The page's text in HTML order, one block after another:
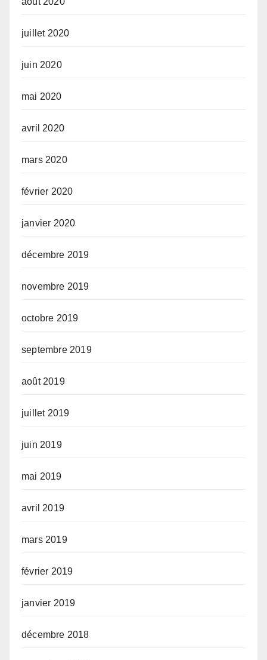
juillet 2020
juin 2020
mai 2020
avril 2020
mars 2020
février 2020
janvier 2020
décembre 2019
novembre 2019
octobre 2019
septembre 2019
août 2019
juillet 2019
juin 2019
mai 2019
avril 2019
mars 2019
février 2019
janvier 2019
décembre 2018